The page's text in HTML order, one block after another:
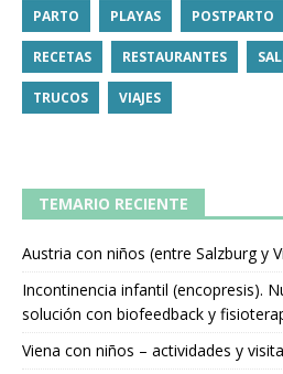
PARTO PLAYAS POSTPARTO
RECETAS RESTAURANTES
TRUCOS VIAJES
TEMARIO RECIENTE
Austria con niños (entre Salzburg y
Incontinencia infantil (encopresis).
solución con biofeedback y
Viena con niños – actividades y